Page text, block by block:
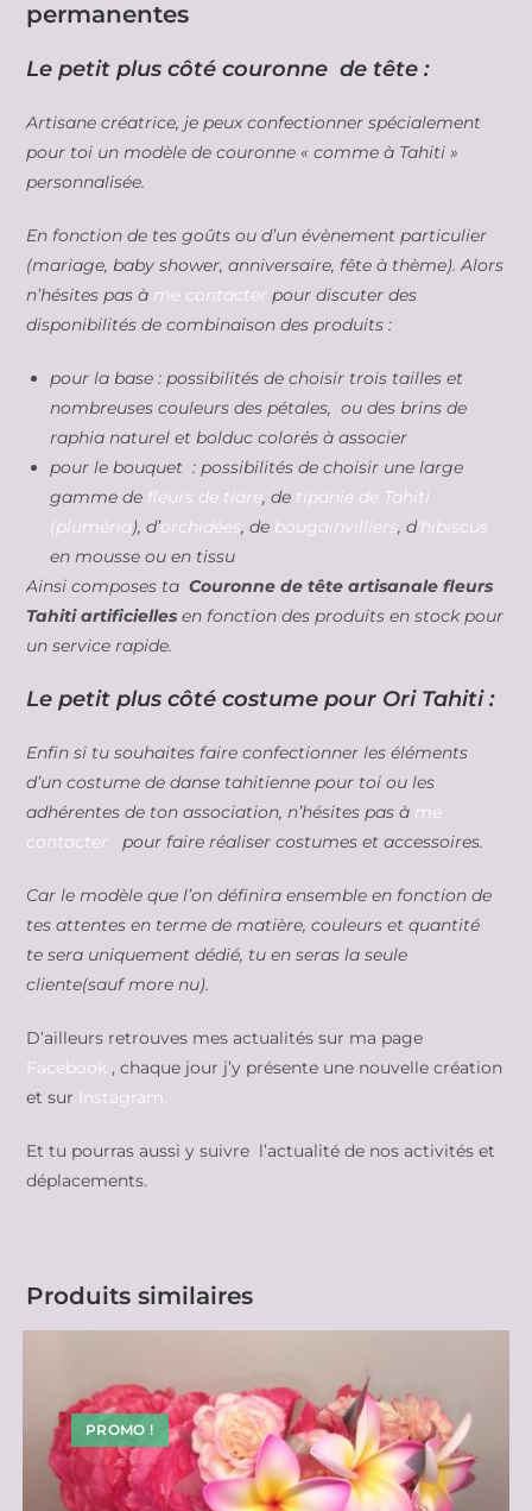
permanentes
Le petit plus côté couronne de tête :
Artisane créatrice, je peux confectionner spécialement
pour toi un modèle de couronne « comme à Tahiti »
personnalisée.
En fonction de tes goûts ou d’un évènement particulier
(mariage, baby shower, anniversaire, fête à thème). Alors
n’hésites pas à me contacter pour discuter des
disponibilités de combinaison des produits :
pour la base : possibilités de choisir trois tailles et
nombreuses couleurs des pétales, ou des brins de
raphia naturel et bolduc colorés à associer
pour le bouquet : possibilités de choisir une large
gamme de fleurs de tiare, de tipanie de Tahiti
(pluméria), d’orchidées, de bougainvilliers, d‘hibiscus
en mousse ou en tissu
Ainsi composes taCouronne de tête artisanale fleurs
Tahiti artificielles en fonction des produits en stock pour
un service rapide.
Le petit plus côté costume pour Ori Tahiti :
Enfin si tu souhaites faire confectionner les éléments
d’un costume de danse tahitienne pour toi ou les
adhérentes de ton association, n’hésites pas à me
contacter pour faire réaliser costumes et accessoires.
Car le modèle que l’on définira ensemble en fonction de
tes attentes en terme de matière, couleurs et quantité
te sera uniquement dédié, tu en seras la seule
cliente(sauf more nu).
D’ailleurs retrouves mes actualités sur ma page
Facebook , chaque jour j’y présente une nouvelle création
et sur Instagram.
Et tu pourras aussi y suivre l’actualité de nos activités et
déplacements.
Produits similaires
PROMO !